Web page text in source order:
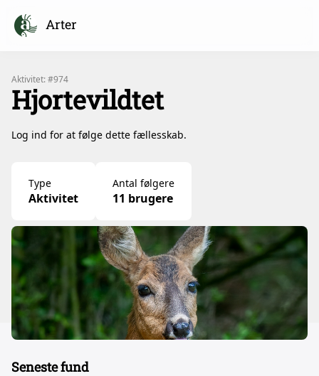
Arter
Aktivitet: #974
Hjortevildtet
Log ind for at følge dette fællesskab.
Type
Aktivitet
Antal følgere
11 brugere
Seneste fund